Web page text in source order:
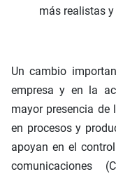
más realistas
Un cambio
empresa y en la
mayor presencia
en procesos y
apoyan en el
comunicaciones